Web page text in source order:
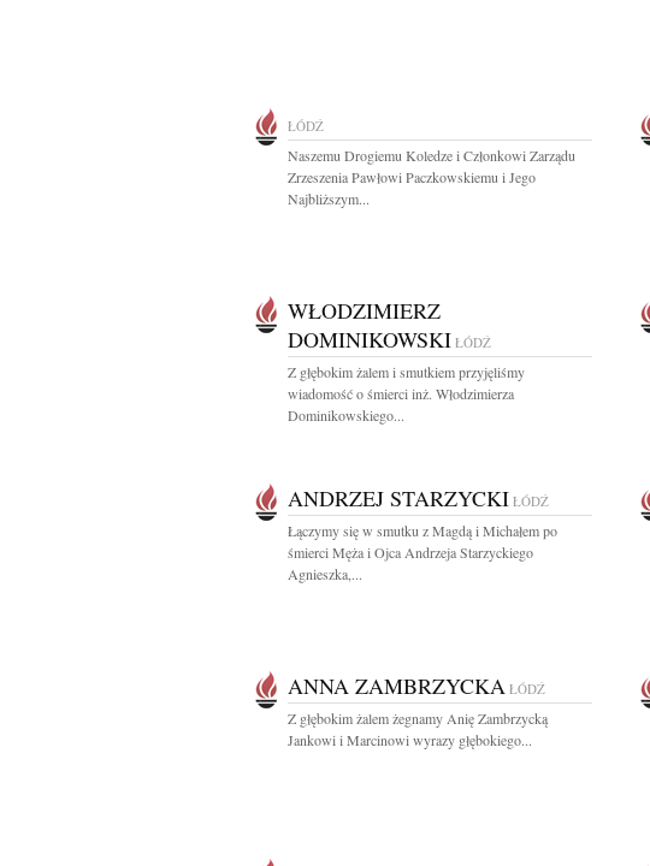
ŁÓDŹ
Naszemu Drogiemu Koledze i Członkowi Zarządu
Zrzeszenia Pawłowi Paczkowskiemu i Jego
Najbliższym...
WŁODZIMIERZ
DOMINIKOWSKI ŁÓDŹ
Z głębokim żalem i smutkiem przyjęliśmy
wiadomość o śmierci inż. Włodzimierza
Dominikowskiego...
ANDRZEJ STARZYCKI ŁÓDŹ
Łączymy się w smutku z Magdą i Michałem po
śmierci Męża i Ojca Andrzeja Starzyckiego
Agnieszka,...
ANNA ZAMBRZYCKA ŁÓDŹ
Z głębokim żalem żegnamy Anię Zambrzycką
Jankowi i Marcinowi wyrazy głębokiego...